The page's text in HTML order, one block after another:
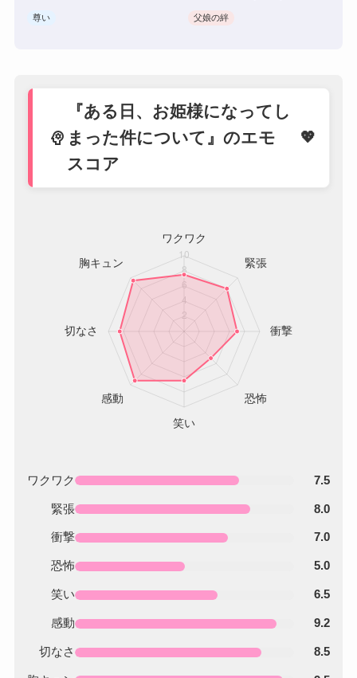
尊い 父娘の絆
psychology
『ある日、お姫様になってし
まった件について』のエモ
スコア
ワクワク 7.5
緊張 8.0
衝撃 7.0
恐怖 5.0
笑い 6.5
感動 9.2
切なさ 8.5